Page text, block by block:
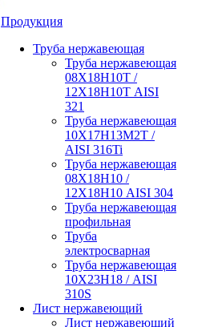
Продукция
Труба нержавеющая
Труба нержавеющая
08Х18Н10Т /
12Х18Н10Т AISI
321
Труба нержавеющая
10Х17Н13М2Т /
AISI 316Ti
Труба нержавеющая
08Х18Н10 /
12Х18Н10 AISI 304
Труба нержавеющая
профильная
Труба
электросварная
Труба нержавеющая
10Х23Н18 / AISI
310S
Лист нержавеющий
Лист нержавеющий